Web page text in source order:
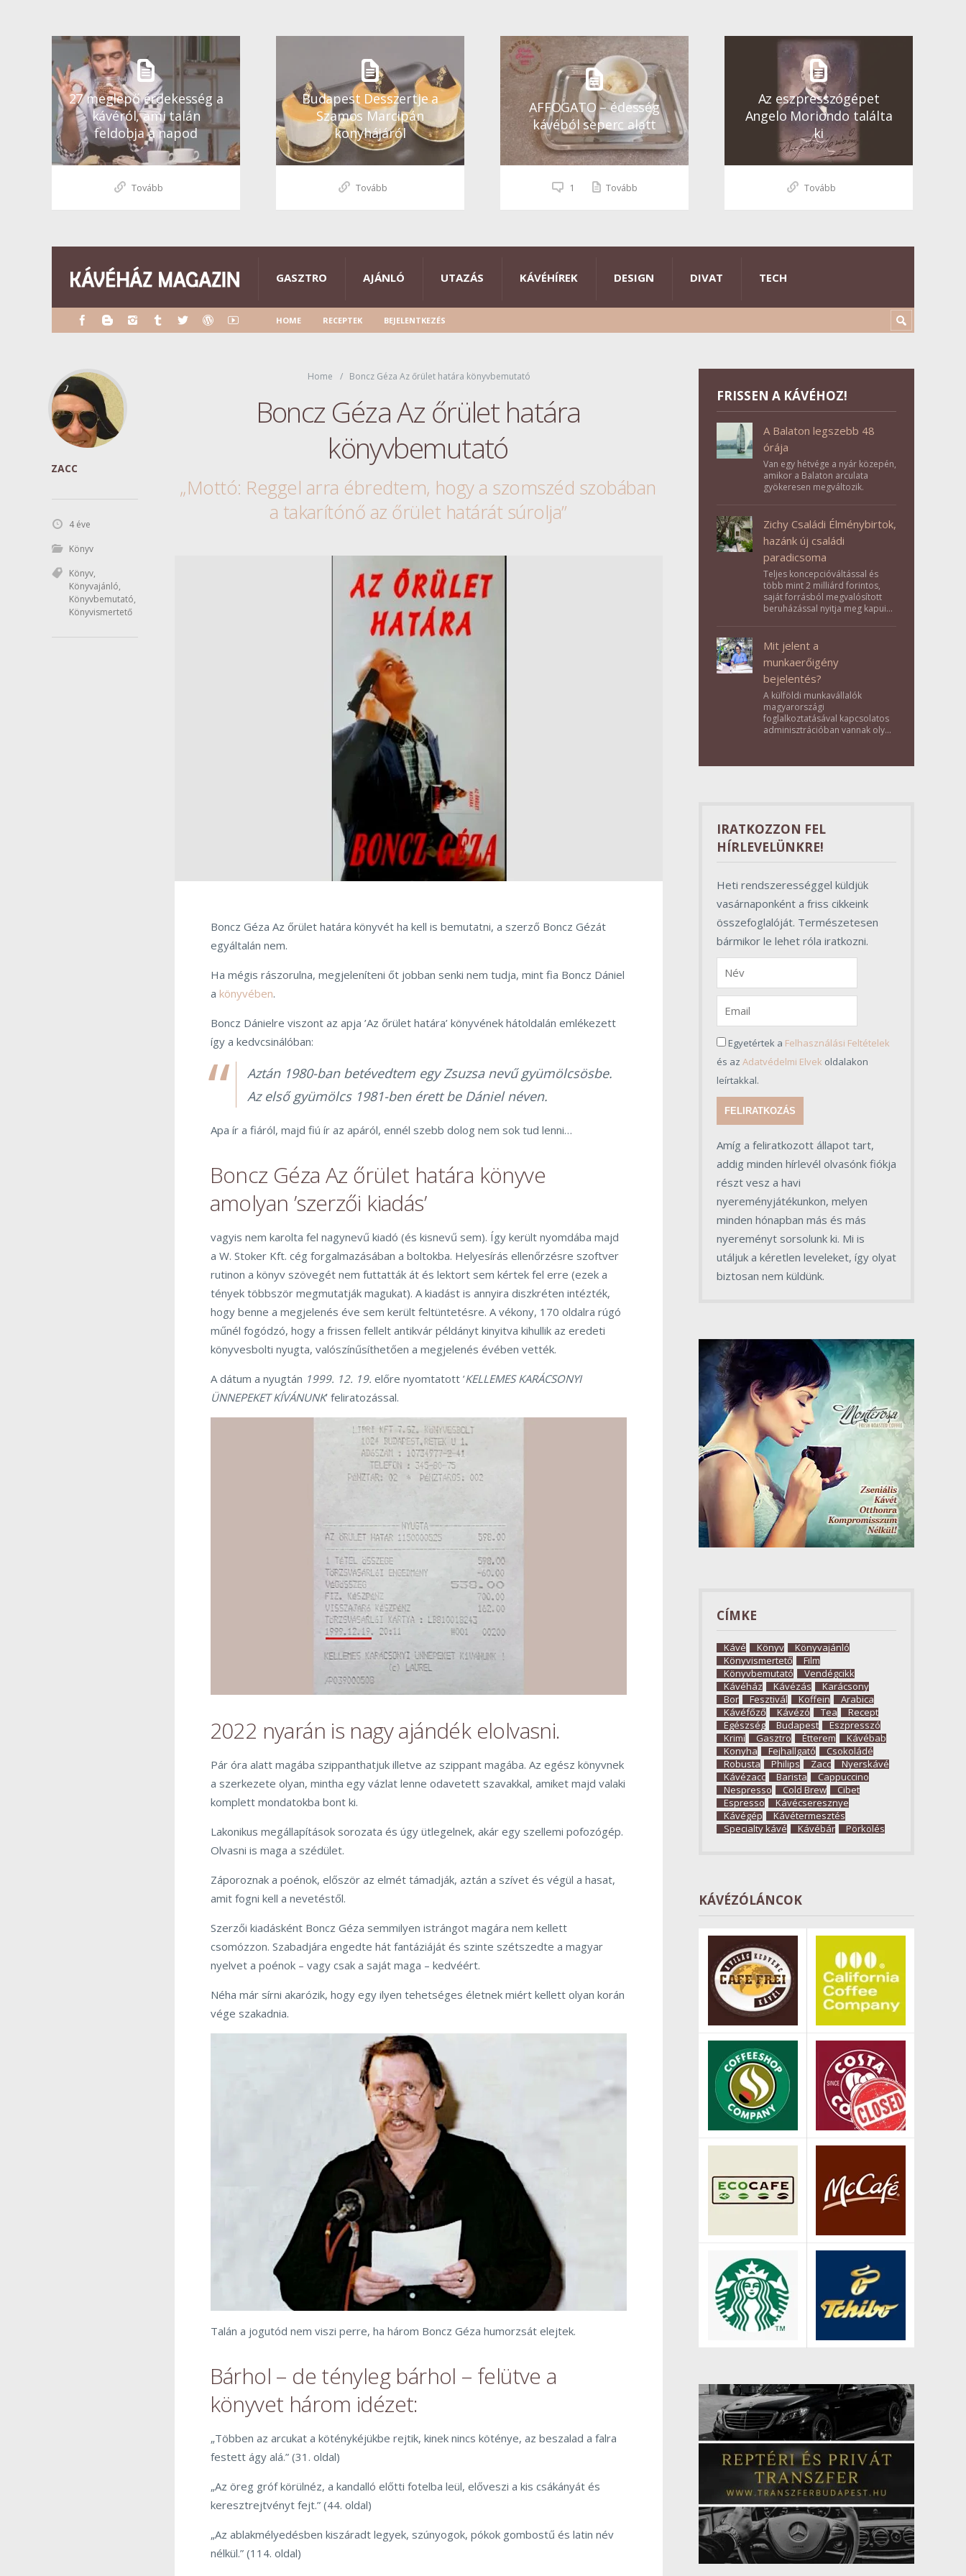
27 meglepő érdekesség a
kávéról, ami talán
feldobja a napod
Tovább
Budapest Desszertje a
Szamos Marcipán
konyhájáról
Tovább
AFFOGATO – édesség
kávéból seperc alatt
1 Tovább
Az eszpresszógépet
Angelo Moriondo találta
ki
Tovább
GASZTRO AJÁNLÓ UTAZÁS KÁVÉHÍREK DESIGN DIVAT TECH
HOME RECEPTEK BEJELENTKEZÉS
Home Boncz Géza Az őrület határa könyvbemutató
Boncz Géza Az őrület határa
könyvbemutató
„Mottó: Reggel arra ébredtem, hogy a szomszéd szobában
a takarítónő az őrület határát súrolja”
Boncz Géza Az őrület határa könyvét ha kell is bemutatni, a szerző Boncz Gézát
egyáltalán nem.
Ha mégis rászorulna, megjeleníteni őt jobban senki nem tudja, mint fia Boncz Dániel
a könyvében.
Boncz Dánielre viszont az apja ’Az őrület határa’ könyvének hátoldalán emlékezett
így a kedvcsinálóban:
Aztán 1980-ban betévedtem egy Zsuzsa nevű gyümölcsösbe.
Az első gyümölcs 1981-ben érett be Dániel néven.
Apa ír a fiáról, majd fiú ír az apáról, ennél szebb dolog nem sok tud lenni…
Boncz Géza Az őrület határa könyve
amolyan ’szerzői kiadás’
vagyis nem karolta fel nagynevű kiadó (és kisnevű sem). Így került nyomdába majd
a W. Stoker Kft. cég forgalmazásában a boltokba. Helyesírás ellenőrzésre szoftver
rutinon a könyv szövegét nem futtatták át és lektort sem kértek fel erre (ezek a
tények többször megmutatják magukat). A kiadást is annyira diszkréten intézték,
hogy benne a megjelenés éve sem került feltüntetésre. A vékony, 170 oldalra rúgó
műnél fogódzó, hogy a frissen fellelt antikvár példányt kinyitva kihullik az eredeti
könyvesbolti nyugta, valószínűsíthetően a megjelenés évében vették.
A dátum a nyugtán 1999. 12. 19. előre nyomtatott ’KELLEMES KARÁCSONYI
ÜNNEPEKET KÍVÁNUNK’ feliratozással.
2022 nyarán is nagy ajándék elolvasni.
Pár óra alatt magába szippanthatjuk illetve az szippant magába. Az egész könyvnek
a szerkezete olyan, mintha egy vázlat lenne odavetett szavakkal, amiket majd valaki
komplett mondatokba bont ki.
Lakonikus megállapítások sorozata és úgy ütlegelnek, akár egy szellemi pofozógép.
Olvasni is maga a szédület.
Záporoznak a poénok, először az elmét támadják, aztán a szívet és végül a hasat,
amit fogni kell a nevetéstől.
Szerzői kiadásként Boncz Géza semmilyen istrángot magára nem kellett
csomózzon. Szabadjára engedte hát fantáziáját és szinte szétszedte a magyar
nyelvet a poénok – vagy csak a saját maga – kedvéért.
Néha már sírni akarózik, hogy egy ilyen tehetséges életnek miért kellett olyan korán
vége szakadnia.
Talán a jogutód nem viszi perre, ha három Boncz Géza humorzsát elejtek.
Bárhol – de tényleg bárhol – felütve a
könyvet három idézet:
„Többen az arcukat a köténykéjükbe rejtik, kinek nincs köténye, az beszalad a falra
festett ágy alá.” (31. oldal)
„Az öreg gróf körülnéz, a kandalló előtti fotelba leül, előveszi a kis csákányát és
keresztrejtvényt fejt.” (44. oldal)
„Az ablakmélyedésben kiszáradt legyek, szúnyogok, pókok gombostű és latin név
nélkül.” (114. oldal)
ZACC
4 éve
Könyv
Könyv,
Könyvajánló,
Könyvbemutató,
Könyvismertető
FRISSEN A KÁVÉHOZ!
A Balaton legszebb 48
órája
Van egy hétvége a nyár közepén,
amikor a Balaton arculata
gyökeresen megváltozik.
Zichy Családi Élménybirtok,
hazánk új családi
paradicsoma
Teljes koncepcióváltással és
több mint 2 milliárd forintos,
saját forrásból megvalósított
beruházással nyitja meg kapuit a
Élménybirtok a mai napon.
Mit jelent a
munkaerőigény
bejelentés?
A külföldi munkavállalók
magyarországi
foglalkoztatásával kapcsolatos
adminisztrációban vannak olyan
valójában azonban
IRATKOZZON FEL
HÍRLEVELÜNKRE!
Heti rendszerességgel küldjük
vasárnaponként a friss cikkeink
összefoglalóját. Természetesen
bármikor le lehet róla iratkozni.
Egyetértek a Felhasználási Feltételek
és az Adatvédelmi Elvek oldalakon
leírtakkal.
FELIRATKOZÁS
Amíg a feliratkozott állapot tart,
addig minden hírlevél olvasónk fiókja
részt vesz a havi
nyereményjátékunkon, melyen
minden hónapban más és más
nyereményt sorsolunk ki. Mi is
utáljuk a kéretlen leveleket, így olyat
biztosan nem küldünk.
CÍMKE
Kávé Könyv
Könyvajánló
Könyvismertető
Film
Könyvbemutató
Vendégcikk
Kávéház
Kávézás
Karácsony
Bor
Fesztivál Koffein
Arabica
Kávéfőző
Kávézó Tea
Recept
Egészség
Budapest
Eszpresszó
Krimi
Gasztro Étterem
Kávébab
Konyha
Fejhallgató
Csokoládé
Robusta
Philips Zacc
Nyerskávé
Kávézacc
Barista
Cappuccino
Nespresso
Cold Brew
Cibet
Espresso
Kávécseresznye
Kávégép
Kávétermesztés
Specialty kávé
Kávébár Pörkölés
KÁVÉZÓLÁNCOK